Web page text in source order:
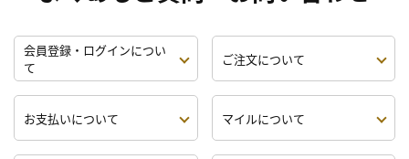
会員登録・ログインについ
て
ご注文について
お支払いについて マイルについて